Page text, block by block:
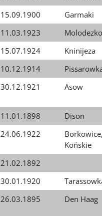
15.09.1900
Garmaki
11.03.1923
15.07.1924
Kninijeza
10.12.1914
30.12.1921 Asow
11.01.1898
Dison
24.06.1922
Końskie
21.02.1892
30.01.1920
26.03.1895 Den Haag